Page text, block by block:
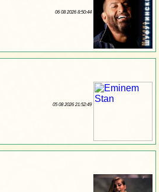
06 08 2026 8:50:44
05 08 2026 21:52:49